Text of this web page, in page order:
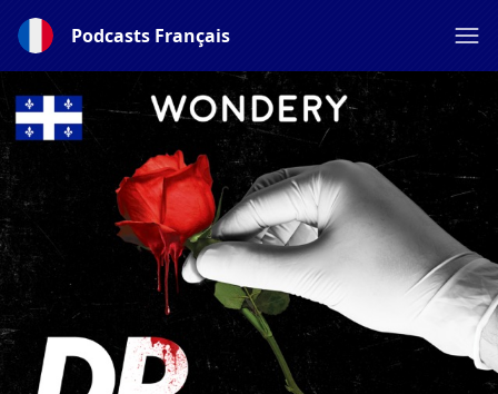
Podcasts Français